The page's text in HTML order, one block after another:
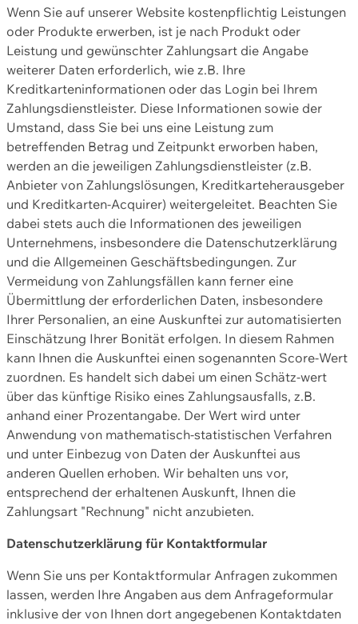
Wenn Sie auf unserer Website kostenpflichtig Leistungen
oder Produkte erwerben, ist je nach Produkt oder
Leistung und gewünschter Zahlungsart die Angabe
weiterer Daten erforderlich, wie z.B. Ihre
Kreditkarteninformationen oder das Login bei Ihrem
Zahlungsdienstleister. Diese Informationen sowie der
Umstand, dass Sie bei uns eine Leistung zum
betreffenden Betrag und Zeitpunkt erworben haben,
werden an die jeweiligen Zahlungsdienstleister (z.B.
Anbieter von Zahlungslösungen, Kreditkarteherausgeber
und Kreditkarten-Acquirer) weitergeleitet. Beachten Sie
dabei stets auch die Informationen des jeweiligen
Unternehmens, insbesondere die Datenschutzerklärung
und die Allgemeinen Geschäftsbedingungen. Zur
Vermeidung von Zahlungsfällen kann ferner eine
Übermittlung der erforderlichen Daten, insbesondere
Ihrer Personalien, an eine Auskunftei zur automatisierten
Einschätzung Ihrer Bonität erfolgen. In diesem Rahmen
kann Ihnen die Auskunftei einen sogenannten Score-Wert
zuordnen. Es handelt sich dabei um einen Schätz-wert
über das künftige Risiko eines Zahlungsausfalls, z.B.
anhand einer Prozentangabe. Der Wert wird unter
Anwendung von mathematisch-statistischen Verfahren
und unter Einbezug von Daten der Auskunftei aus
anderen Quellen erhoben. Wir behalten uns vor,
entsprechend der erhaltenen Auskunft, Ihnen die
Zahlungsart "Rechnung" nicht anzubieten.
Datenschutzerklärung für Kontaktformular
Wenn Sie uns per Kontaktformular Anfragen zukommen
lassen, werden Ihre Angaben aus dem Anfrageformular
inklusive der von Ihnen dort angegebenen Kontaktdaten